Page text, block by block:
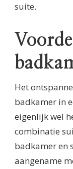
suite.
Het
badkamer in
eigenlijk wel
combinatie
badkamer en
aangename